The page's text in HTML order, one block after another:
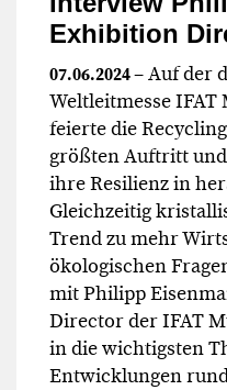
Exhibition
07.06.2024– Auf der
Weltleitmesse
feierte die
größten Auftritt
ihre Resilienz in
Gleichzeitig
Trend zu mehr
ökologischen
mit Philipp
Director der IFAT
in die wichtigsten
Entwicklungen